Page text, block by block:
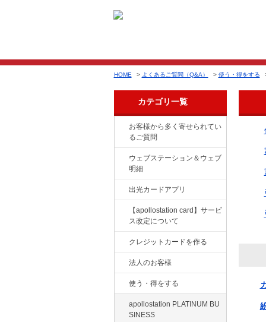
HOME > よくあるご質問（Q&A） > 使う・得をする
カテゴリ一覧
お客様から多く寄せられてい
るご質問
ウェブステーション＆ウェブ
明細
出光カードアプリ
【apollostation card】サービ
ス改定について
クレジットカードを作る
法人のお客様
使う・得をする
apollostation PLATINUM BU
SINESS